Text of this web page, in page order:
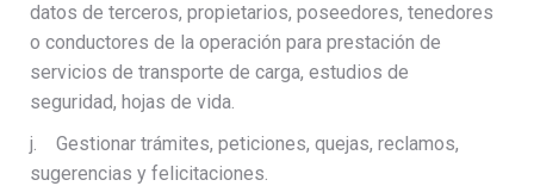
datos de terceros, propietarios, poseedores, tenedores
o conductores de la operación para prestación de
servicios de transporte de carga, estudios de
seguridad, hojas de vida.
j. Gestionar trámites, peticiones, quejas, reclamos,
sugerencias y felicitaciones.